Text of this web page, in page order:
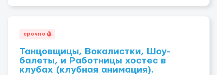
срочно
Танцовщицы, Вокалистки, Шоу-
балеты, и Работницы хостес в
клубах (клубная анимация).